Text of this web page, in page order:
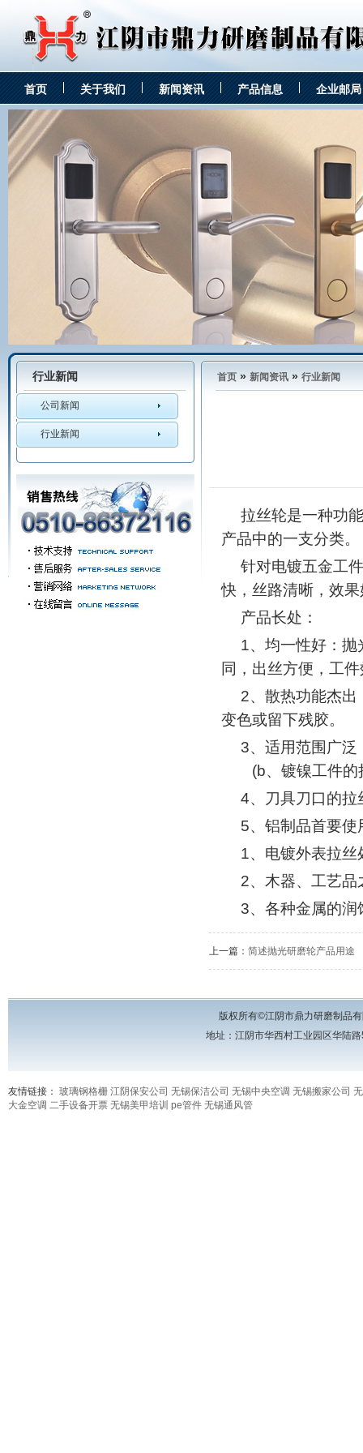
首页 关于我们 新闻资讯 产品信息 企业邮局
行业新闻
公司新闻
行业新闻
首页 » 新闻资讯 » 行业新闻
拉丝轮是一种功
产品中的一支分类。
针对电镀五金工
快，丝路清晰，效
产品长处：
1、均一性好：
同，出丝方便，工
2、散热功能杰
变色或留下残胶。
3、适用范围广泛
(b、镀镍工件的
4、刀具刀口的拉
5、铝制品首要使
1、电镀外表拉丝
2、木器、工艺品
3、各种金属的润
上一篇： 简述抛光研磨轮产品用途
版权所有©江阴市鼎力研磨制品
地址：江阴市华西村工业园区华陆
友情链接： 玻璃钢格栅 江阴保安公司 无锡保洁公司 无锡中央空调 无锡搬家公司
大金空调 二手设备开票 无锡美甲培训 pe管件 无锡通风管